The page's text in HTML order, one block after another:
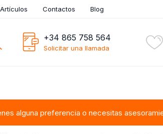
Artículos Contactos Blog
+34 865 758 564
Solicitar una llamada
alguna preferencia o necesitas